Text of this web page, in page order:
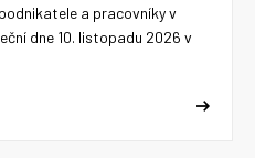
a pracovníky v
dne 10. listopadu 2026 v